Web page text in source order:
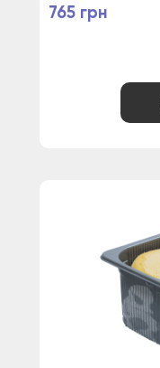
765 грн